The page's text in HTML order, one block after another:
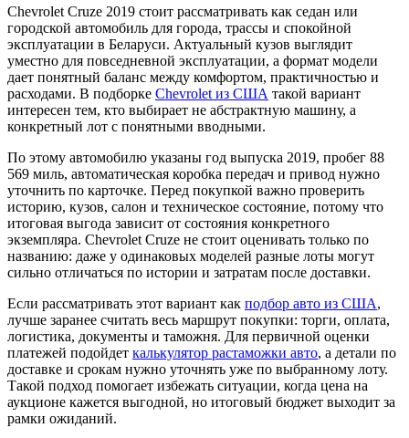
Chevrolet Cruze 2019 стоит рассматривать как седан или
городской автомобиль для города, трассы и спокойной
эксплуатации в Беларуси. Актуальный кузов выглядит
уместно для повседневной эксплуатации, а формат модели
дает понятный баланс между комфортом, практичностью и
расходами. В подборке Chevrolet из США такой вариант
интересен тем, кто выбирает не абстрактную машину, а
конкретный лот с понятными вводными.
По этому автомобилю указаны год выпуска 2019, пробег 88
569 миль, автоматическая коробка передач и привод нужно
уточнить по карточке. Перед покупкой важно проверить
историю, кузов, салон и техническое состояние, потому что
итоговая выгода зависит от состояния конкретного
экземпляра. Chevrolet Cruze не стоит оценивать только по
названию: даже у одинаковых моделей разные лоты могут
сильно отличаться по истории и затратам после доставки.
Если рассматривать этот вариант как подбор авто из США,
лучше заранее считать весь маршрут покупки: торги, оплата,
логистика, документы и таможня. Для первичной оценки
платежей подойдет калькулятор растаможки авто, а детали по
доставке и срокам нужно уточнять уже по выбранному лоту.
Такой подход помогает избежать ситуации, когда цена на
аукционе кажется выгодной, но итоговый бюджет выходит за
рамки ожиданий.